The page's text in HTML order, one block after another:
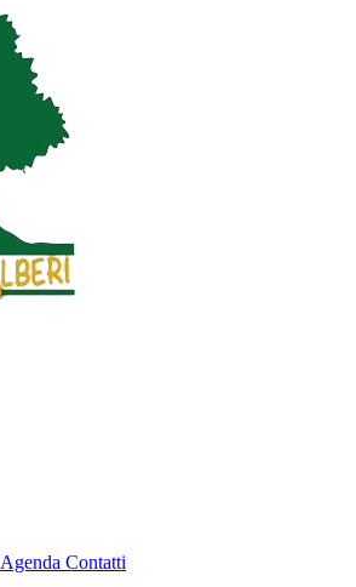
Agenda Contatti